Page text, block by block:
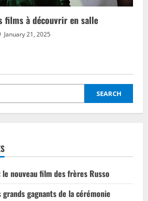
films à découvrir en salle
January 21, 2025
SEARCH
nouveau film des frères Russo
grands gagnants de la cérémonie